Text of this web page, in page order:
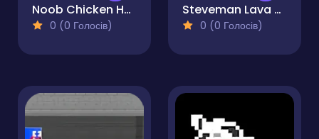
Noob Chicken Hunter
0 (0 Голосів)
Steveman Lava World
0 (0 Голосів)